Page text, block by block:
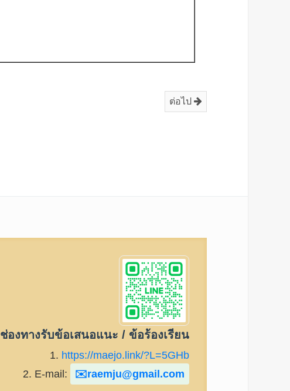
ต่อไป
ช่องทางรับข้อเสนอแนะ / ข้อร้องเรียน
1. https://maejo.link/?L=5GHb
2. E-mail:
raemju@gmail.com